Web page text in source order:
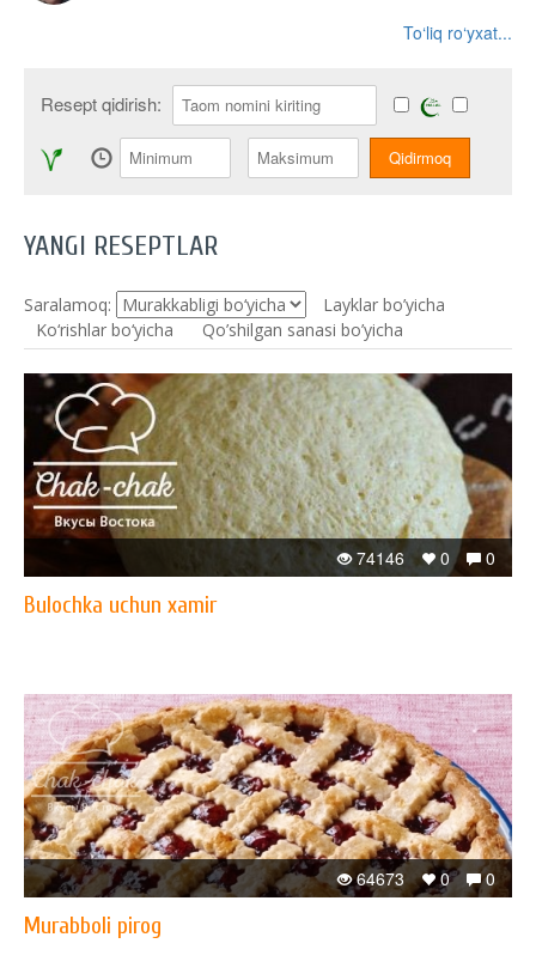
To‘liq ro‘yxat...
Resept qidirish:
YANGI RESEPTLAR
Saralamoq:
Layklar bo’yicha
Ko‘rishlar bo‘yicha
Qo’shilgan sanasi bo’yicha
0
0
74146
Bulochka uchun xamir
0
0
64673
Murabboli pirog